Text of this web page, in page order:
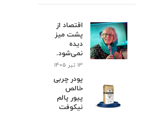
اقتصاد از
پشت میز
دیده
نمی‌شود.
13 تیر 1405
پودر چربی
خالص
پیور پالم
نیکوفت